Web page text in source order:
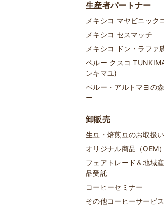
生産者パートナー
メキシコ マヤビニック
メキシコ セスマッチ
メキシコ ドン・ラファ
ペルー クスコ
ンキマユ)
ペルー・アルトマヨの
ー
卸販売
生豆・焙煎豆のお取扱い
オリジナル商品（OEM）
フェアトレード＆地域
品受託
コーヒーセミナー
その他コーヒーサービス